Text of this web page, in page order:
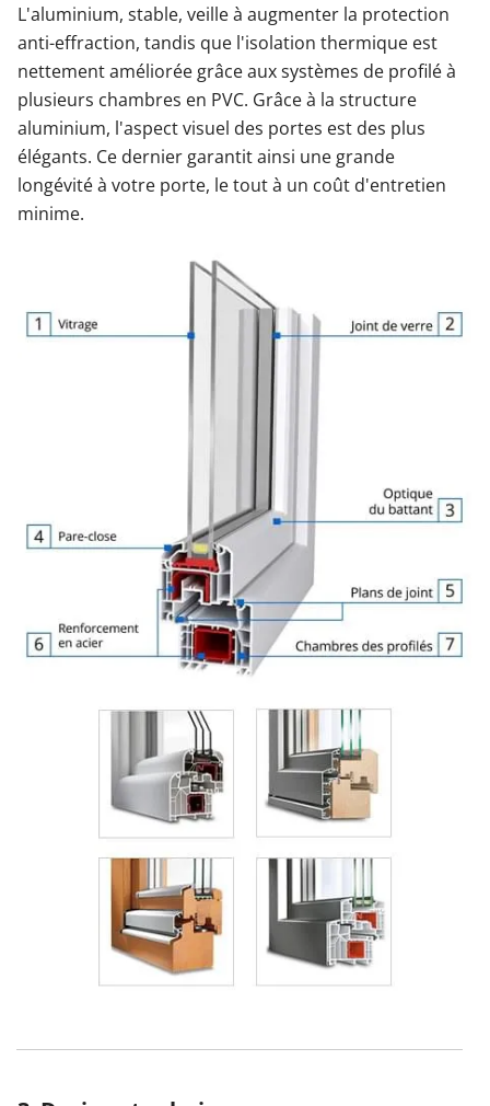
L'aluminium, stable, veille à augmenter la protection
anti-effraction, tandis que l'isolation thermique est
nettement améliorée grâce aux systèmes de profilé à
plusieurs chambres en PVC. Grâce à la structure
aluminium, l'aspect visuel des portes est des plus
élégants. Ce dernier garantit ainsi une grande
longévité à votre porte, le tout à un coût d'entretien
minime.